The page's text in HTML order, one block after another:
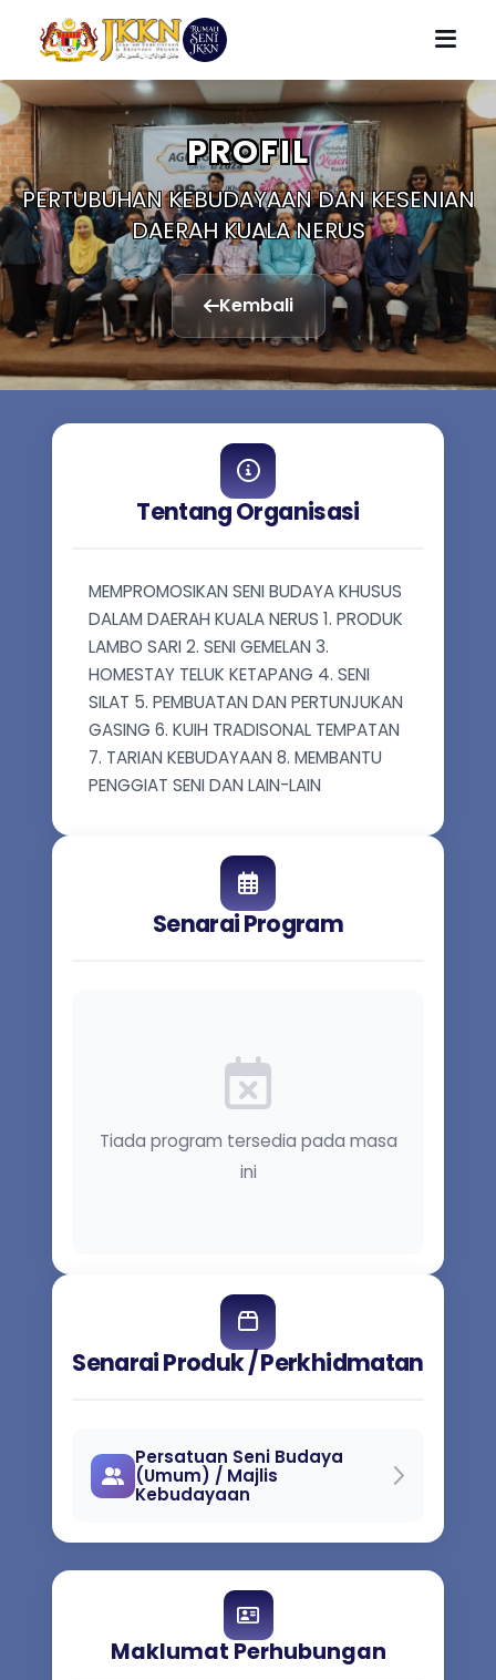
PROFIL
PERTUBUHAN KEBUDAYAAN DAN KESENIAN
DAERAH KUALA NERUS
Kembali
Tentang Organisasi
MEMPROMOSIKAN SENI BUDAYA KHUSUS
DALAM DAERAH KUALA NERUS 1. PRODUK
LAMBO SARI 2. SENI GEMELAN 3.
HOMESTAY TELUK KETAPANG 4. SENI
SILAT 5. PEMBUATAN DAN PERTUNJUKAN
GASING 6. KUIH TRADISONAL TEMPATAN
7. TARIAN KEBUDAYAAN 8. MEMBANTU
PENGGIAT SENI DAN LAIN-LAIN
Senarai Program
Tiada program tersedia pada masa
ini
Senarai Produk / Perkhidmatan
Persatuan Seni Budaya
(Umum) / Majlis
Kebudayaan
Maklumat Perhubungan